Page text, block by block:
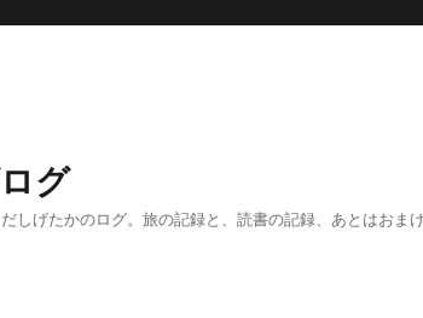
グ
しげたかのログ。旅の記録と、読書の記録、あとはおまけ